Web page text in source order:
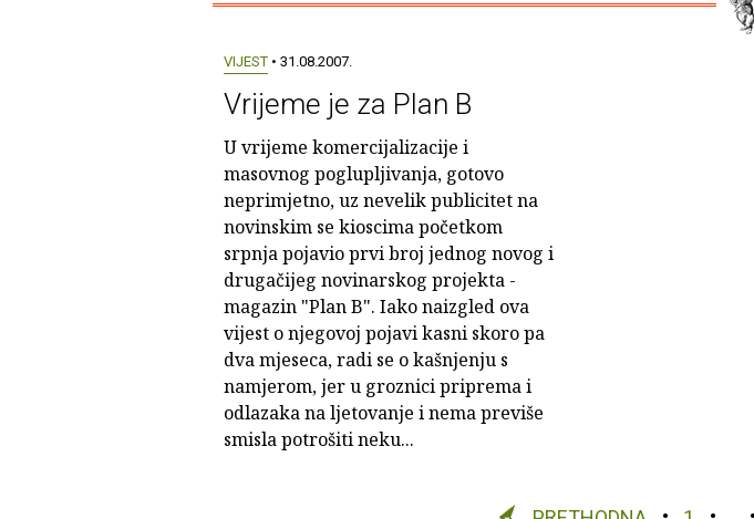
VIJEST• 31.08.2007.
Vrijeme je za Plan B
U vrijeme komercijalizacije i
masovnog poglupljivanja, gotovo
neprimjetno, uz nevelik publicitet na
novinskim se kioscima početkom
srpnja pojavio prvi broj jednog novog i
drugačijeg novinarskog projekta -
magazin "Plan B". Iako naizgled ova
vijest o njegovoj pojavi kasni skoro pa
dva mjeseca, radi se o kašnjenju s
namjerom, jer u groznici priprema i
odlazaka na ljetovanje i nema previše
smisla potrošiti neku...